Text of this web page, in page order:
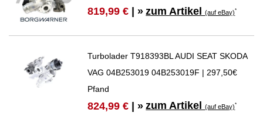
819,99 € | » zum Artikel(auf eBay)*
Turbolader T918393BL AUDI SEAT SKODA
VAG 04B253019 04B253019F | 297,50€
Pfand
824,99 € | » zum Artikel(auf eBay)*